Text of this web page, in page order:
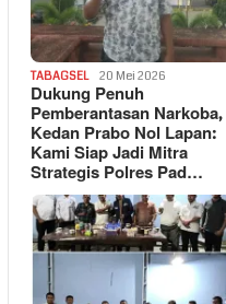
TABAGSEL 20 Mei 2026
Dukung Penuh
Pemberantasan Narkoba,
Kedan Prabo Nol Lapan:
Kami Siap Jadi Mitra
Strategis Polres Pad…